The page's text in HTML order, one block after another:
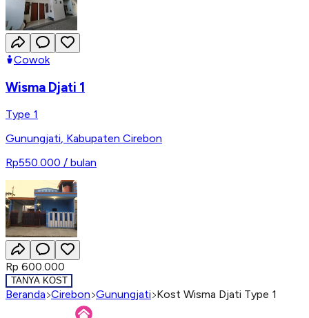
Cowok
Wisma Djati 1
Type 1
Gunungjati, Kabupaten Cirebon
Rp550.000 / bulan
Rp 600.000
TANYA KOST
Beranda Cirebon Gunungjati Kost Wisma Djati Type 1